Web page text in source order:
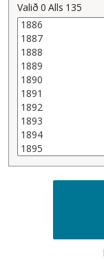
Valið 0 Alls 135